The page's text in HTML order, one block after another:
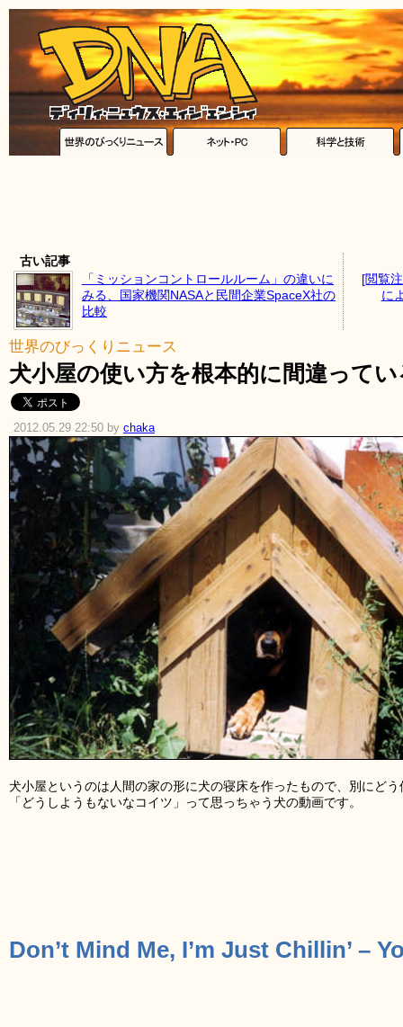
古い記事
「ミッションコントロールルーム」の違いに
みる、国家機関NASAと民間企業SpaceX社の
比較
[閲覧
に
世界のびっくりニュース
犬小屋の使い方を根本的に間違って
2012.05.29 22:50 by chaka
犬小屋というのは人間の家の形に犬の寝床を作ったもので、別にど
「どうしようもないなコイツ」って思っちゃう犬の動画です。
Don’t Mind Me, I’m Just Chillin’ –